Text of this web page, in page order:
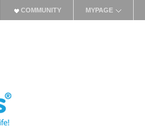
COMMUNITY MYPAGE